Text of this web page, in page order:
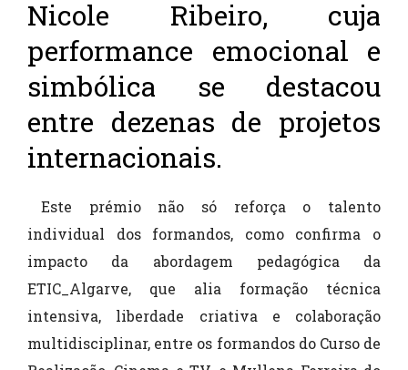
Nicole Ribeiro, cuja
performance emocional e
simbólica se destacou
entre dezenas de projetos
internacionais.
Este prémio não só reforça o talento
individual dos formandos, como confirma o
impacto da abordagem pedagógica da
ETIC_Algarve, que alia formação técnica
intensiva, liberdade criativa e colaboração
multidisciplinar, entre os formandos do Curso de